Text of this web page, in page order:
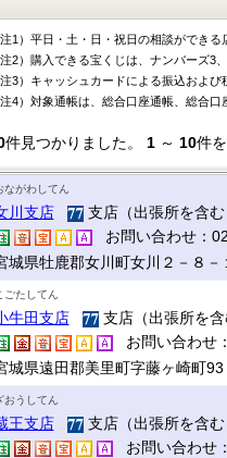
注1）平日・土・日・祝日の相談ができ
注2）購入できる宝くじは、ナンバーズ3
注3）キャッシュカードによる振込およ
注4）対象通帳は、総合口座通帳、総合
件見つかりました。 1～ 10件
ながわしてん
川支店
支店（出張所を含
お問い合わせ：
城県牡鹿郡女川町女川２－８－
ごたしてん
牛田支店
支店（出張所を
お問い合わせ
城県遠田郡美里町字藤ヶ崎町93
おうしてん
王支店
支店（出張所を含
お問い合わせ